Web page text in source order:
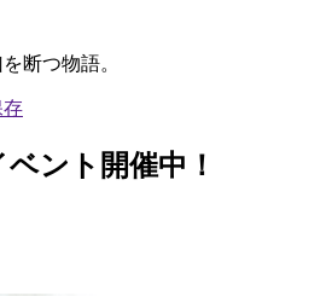
断つ物語。
ント開催中！